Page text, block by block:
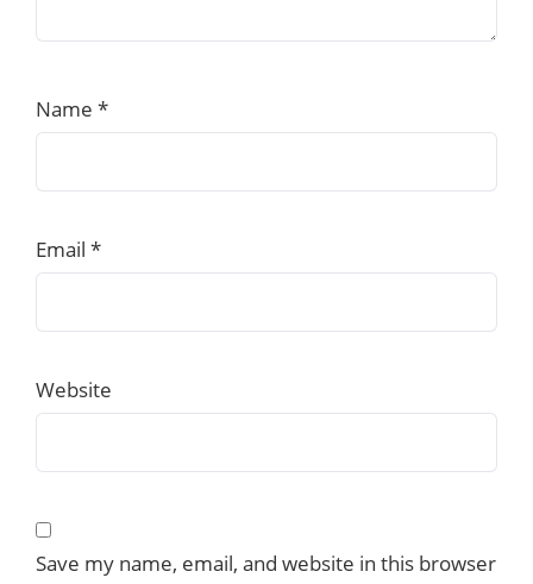
Name *
Email *
Website
Save my name, email, and website in this browser